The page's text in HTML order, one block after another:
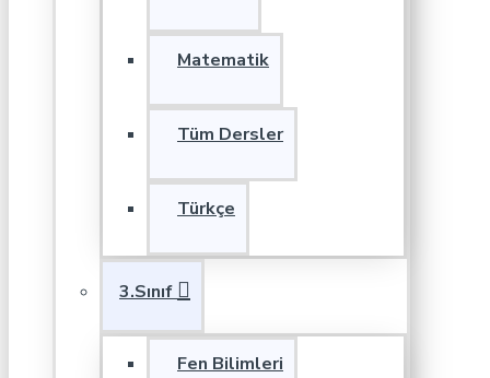
Matematik
Tüm Dersler
Türkçe
3.Sınıf
Fen Bilimleri